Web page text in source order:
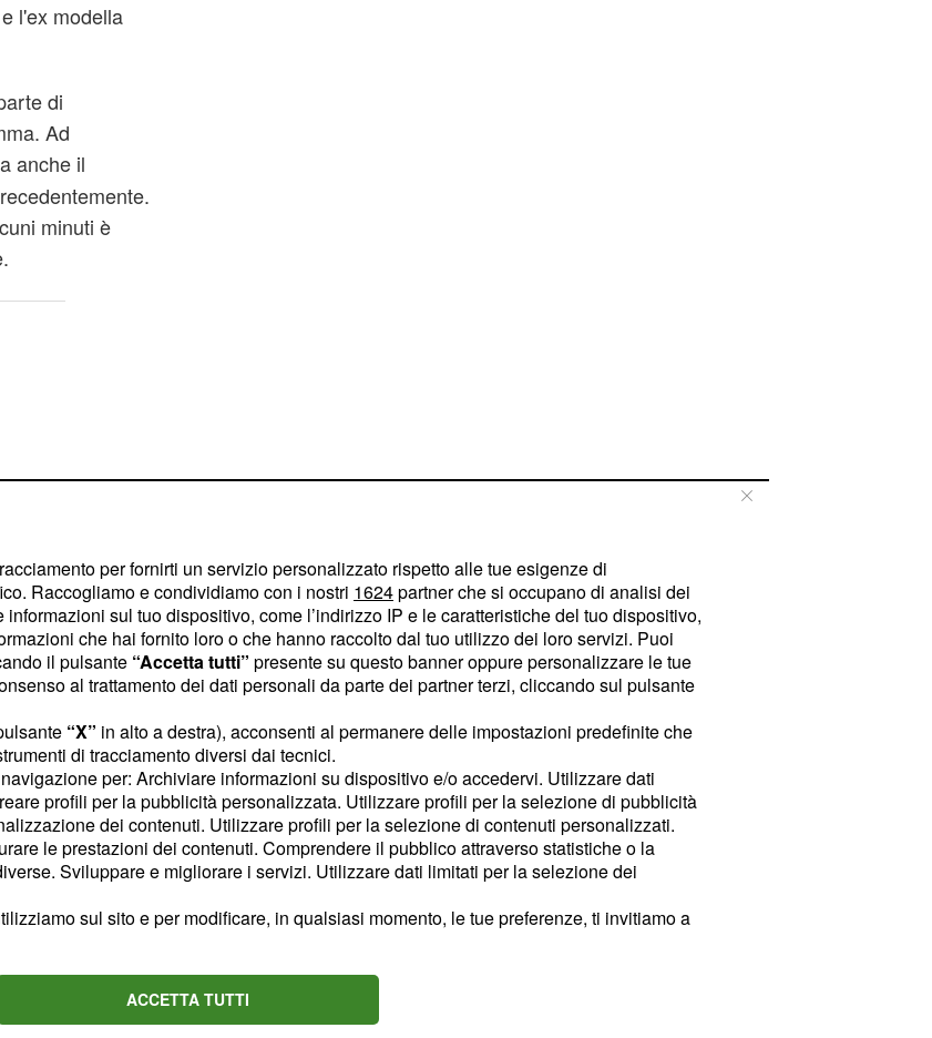
l'ex modella
di
Ad
anche il
minuti è
stata
essersi
jr, Luca è
qui è natoun
il conduttore:
l'Onestini
prende
suo pensiero,
tv: "Chiedo di
per fornirti un servizio personalizzato rispetto alle tue esigenze di
Raccogliamo e condividiamo con i nostri 1624partner che si occupano di analisi dei
sul tuo dispositivo, come l’indirizzo IP e le caratteristiche del tuo dispositivo,
che hai fornito loro o che hanno raccolto dal tuo utilizzo dei loro servizi. Puoi
il pulsante “Accetta tutti” presente su questo banner oppure personalizzare le tue
al trattamento dei dati personali da parte dei partner terzi, cliccando sul pulsante
“X” in alto a destra), acconsenti al permanere delle impostazioni predefinite che
di tracciamento diversi dai tecnici.
per: Archiviare informazioni su dispositivo e/o accedervi. Utilizzare dati
profili per la pubblicità personalizzata. Utilizzare profili per la selezione di pubblicità
dei contenuti. Utilizzare profili per la selezione di contenuti personalizzati.
le prestazioni dei contenuti. Comprendere il pubblico attraverso statistiche o la
Sviluppare e migliorare i servizi. Utilizzare dati limitati per la selezione dei
sul sito e per modificare, in qualsiasi momento, le tue preferenze, ti invitiamo a
ACCETTA TUTTI